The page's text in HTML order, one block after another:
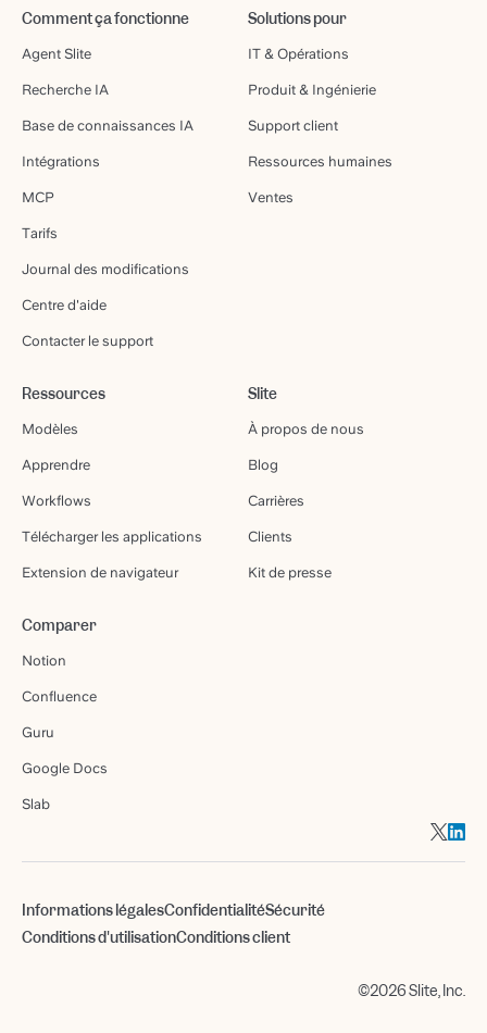
Comment ça fonctionne
Agent Slite
Recherche IA
Base de connaissances IA
Intégrations
MCP
Tarifs
Journal des modifications
Centre d'aide
Contacter le support
Solutions pour
IT & Opérations
Produit & Ingénierie
Support client
Ressources humaines
Ventes
Ressources
Modèles
Apprendre
Workflows
Télécharger les applications
Extension de navigateur
Slite
À propos de nous
Blog
Carrières
Clients
Kit de presse
Comparer
Notion
Confluence
Guru
Google Docs
Slab
Informations légalesConfidentialitéSécurité
Conditions d'utilisationConditions client
©2026 Slite, Inc.